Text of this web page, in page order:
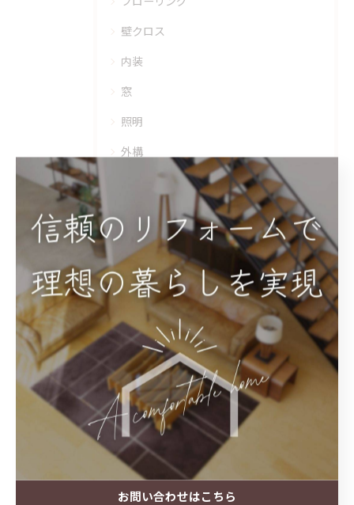
壁クロス
内装
窓
照明
外構
屋根工事
外壁工事
玄関
エクステリア
ベランダ
最近の投稿 Recent Posts
2026/08/10
お問い合わせはこちら